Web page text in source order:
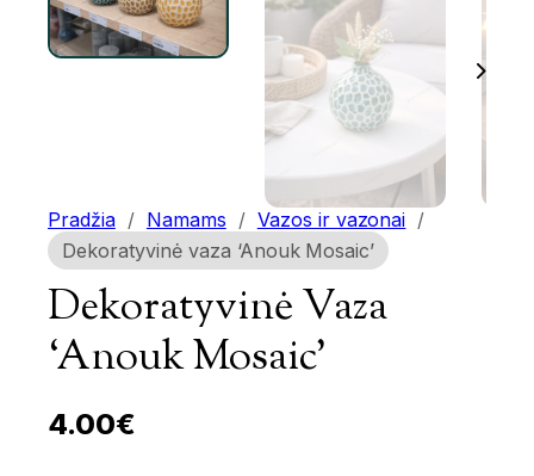
Pradžia / Namams / Vazos ir vazonai /
Dekoratyvinė vaza ‘Anouk Mosaic’
Dekoratyvinė Vaza
‘Anouk Mosaic’
4.00€